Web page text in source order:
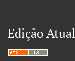
Edição Atual